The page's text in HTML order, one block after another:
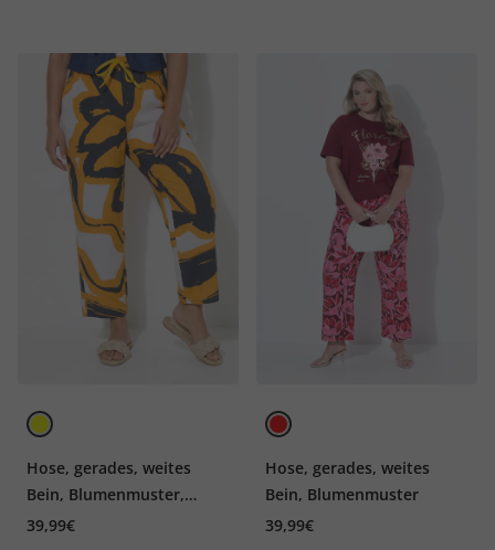
Hose, gerades, weites
Bein, Blumenmuster,
Elastikbund, Angel of Style
39,99€
Hose, gerades, weites
Bein, Blumenmuster
39,99€